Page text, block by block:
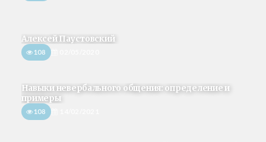
Алексей Паустовский
108
Навыки невербального общения: определение и
примеры
108